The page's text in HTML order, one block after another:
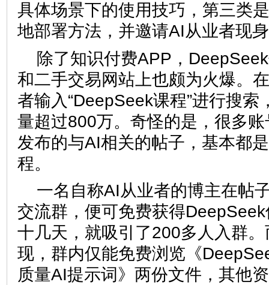
具体场景下的使用技巧，第三类
地部署方法，并邀请AI从业者现
除了知识付费APP，
和二手交易网站上也颇为火爆。
者输入“DeepSeek课程”进行搜索
量超过800万。奇怪的是，很多
发布的与AI相关的帖子，基本都
程。
一名自称AI从业者的博主在帖
交流群，便可免费获得
十几天，就吸引了200多人入群
现，群内仅能免费浏览《
质量AI提示词》两份文件，其他